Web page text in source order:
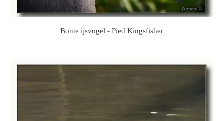
Bonte ijsvogel - Pied Kingsfisher